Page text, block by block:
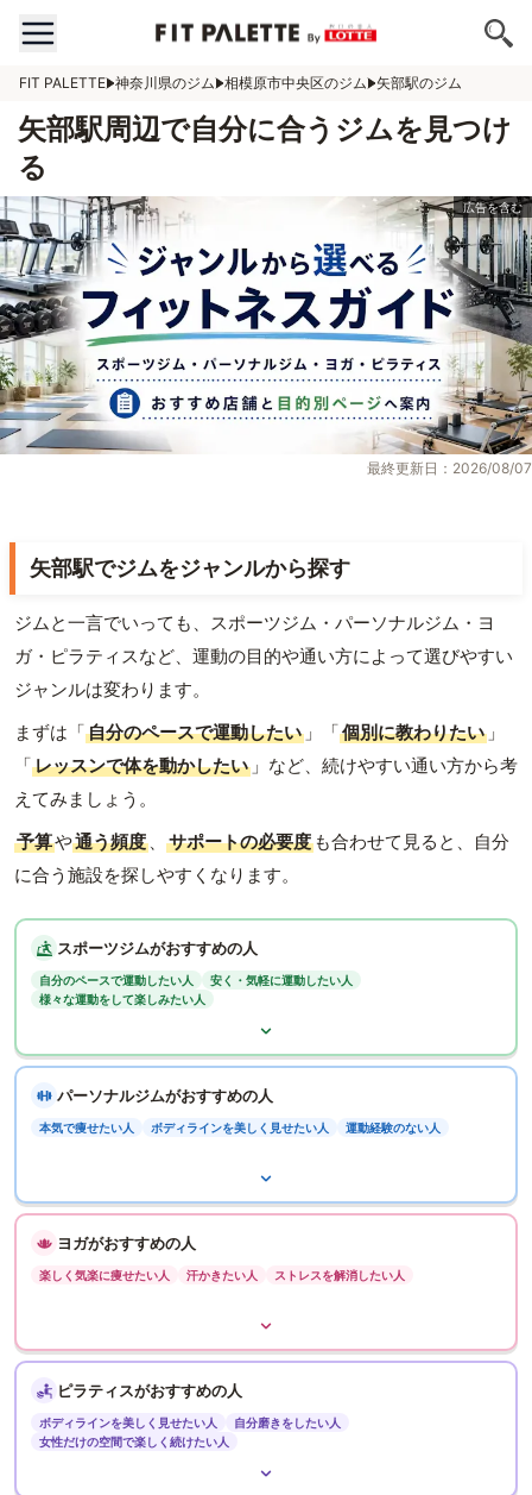
FIT PALETTE 神奈川県のジム 相模原市中央区のジム 矢部駅のジム
矢部駅周辺で自分に合うジムを見つけ
る
最終更新日：2026/08/07
矢部駅でジムをジャンルから探す
ジムと一言でいっても、スポーツジム・パーソナルジム・ヨ
ガ・ピラティスなど、運動の目的や通い方によって選びやすい
ジャンルは変わります。
まずは「自分のペースで運動したい 」「個別に教わりたい 」
「レッスンで体を動かしたい 」など、続けやすい通い方から考
えてみましょう。
予算や通う頻度 、 サポートの必要度 も合わせて見ると、自分
に合う施設を探しやすくなります。
スポーツジムがおすすめの人
自分のペースで運動したい人
安く・気軽に運動したい人
様々な運動をして楽しみたい人
パーソナルジムがおすすめの人
本気で痩せたい人 ボディラインを美しく見せたい人 運動経験のない人
ヨガがおすすめの人
楽しく気楽に痩せたい人 汗かきたい人 ストレスを解消したい人
ピラティスがおすすめの人
ボディラインを美しく見せたい人
自分磨きをしたい人
女性だけの空間で楽しく続けたい人